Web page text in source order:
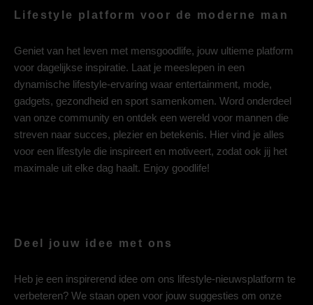
Lifestyle platform voor de moderne man
Geniet van het leven met mensgoodlife, jouw ultieme platform
voor dagelijkse inspiratie. Laat je meeslepen in een
dynamische lifestyle-ervaring waar entertainment, mode,
gadgets, gezondheid en sport samenkomen. Word onderdeel
van onze community en ontdek een wereld voor mannen die
streven naar succes, plezier en betekenis. Hier vind je alles
voor een lifestyle die inspireert en motiveert, zodat ook jij het
maximale uit elke dag haalt. Enjoy goodlife!
Deel jouw idee met ons
Heb je een inspirerend idee om ons lifestyle-nieuwsplatform te
verbeteren? We staan open voor jouw suggesties om onze